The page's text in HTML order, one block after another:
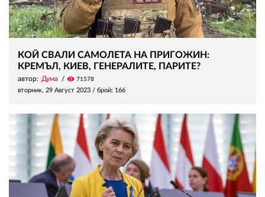
КОЙ СВАЛИ САМОЛЕТА НА ПРИГОЖИН:
КРЕМЪЛ, КИЕВ, ГЕНЕРАЛИТЕ, ПАРИТЕ?
автор: Дума visibility 71578
вторник, 29 Август 2023 / брой: 166